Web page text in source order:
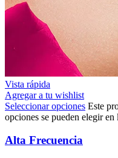
Vista rápida
Agregar a tu wishlist
Seleccionar opciones Este
opciones se pueden elegir
Alta Frecuencia